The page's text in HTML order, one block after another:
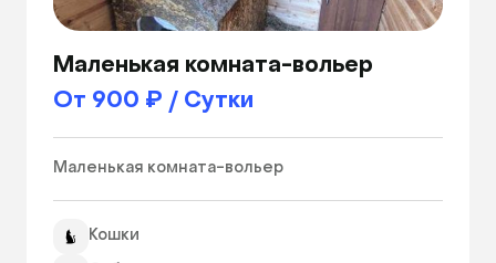
Маленькая комната-вольер
От 900 ₽ / Сутки
Маленькая комната-вольер
Кошки